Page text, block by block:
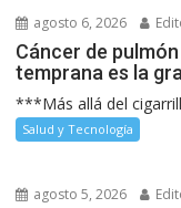
agosto 6, 2026
Cáncer de
temprana es la
***Más allá del
Salud y Tecnología
agosto 5, 2026